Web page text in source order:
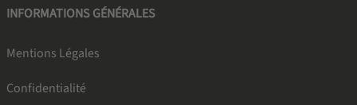
INFORMATIONS GÉNÉRALES
Mentions Légales
Confidentialité